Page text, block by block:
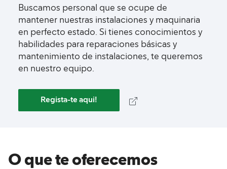
Buscamos personal que se ocupe de
mantener nuestras instalaciones y maquinaria
en perfecto estado. Si tienes conocimientos y
habilidades para reparaciones básicas y
mantenimiento de instalaciones, te queremos
en nuestro equipo.
Regista-te aqui!
O que te oferecemos